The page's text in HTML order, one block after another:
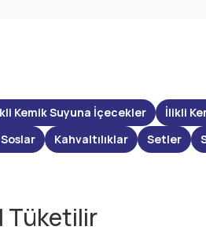
Kemik Suyuna İçecekler İlikli
Kahvaltılıklar Setler
Tüketilir